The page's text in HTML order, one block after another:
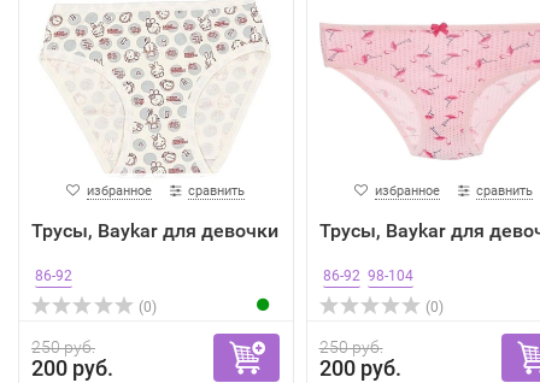
избранное сравнить
Трусы, Baykar для девочки
86-92
(0)
250 руб.
200 руб.
избранное сравнить
Трусы, Baykar для
86-92 98-104
(0)
250 руб.
200 руб.